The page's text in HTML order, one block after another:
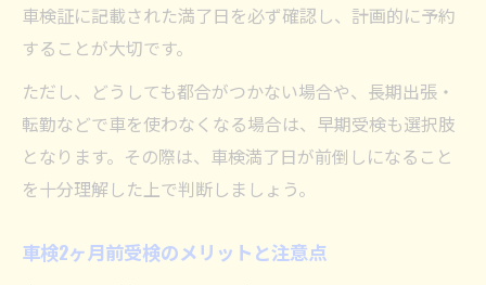
車検証に記載された満了日を必ず確認し、計画的に予約
することが大切です。
ただし、どうしても都合がつかない場合や、長期出張・
転勤などで車を使わなくなる場合は、早期受検も選択肢
となります。その際は、車検満了日が前倒しになること
を十分理解した上で判断しましょう。
車検2ヶ月前受検のメリットと注意点